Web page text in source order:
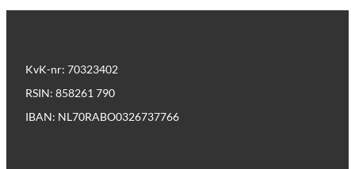
KvK-nr: 70323402
RSIN: 858261 790
IBAN: NL70RABO0326737766